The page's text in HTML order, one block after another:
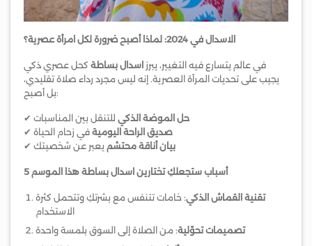
الاسدال في 2024: لماذا أصبح ضرورة لكل امرأة عصرية؟
في عالم يتسارع فيه التغيير، يبرز اسدال بساطةكحل عصري ذكي
يجيب على تحديات المرأة العصرية. إنه ليس مجرد رداء صلاة تقليدي،
بل أصبح:
✔ حل الموضة الذكيللتنقل بين المناسبات
✔
صديق الراحة اليوميةفي زحام الحياة
✔
بيان أناقة محتشميعبر عن شخصيتك
5 أسباب ستجعلكِ تختارين اسدال بساطة هذا الموسم
تقنية القماش الذكي: خامات تتنفس مع بشرتكِ وتتحمل كثرة
الاستخدام
تصميمات تحوّلية: من الصلاة إلى السوق بلمسة واحدة